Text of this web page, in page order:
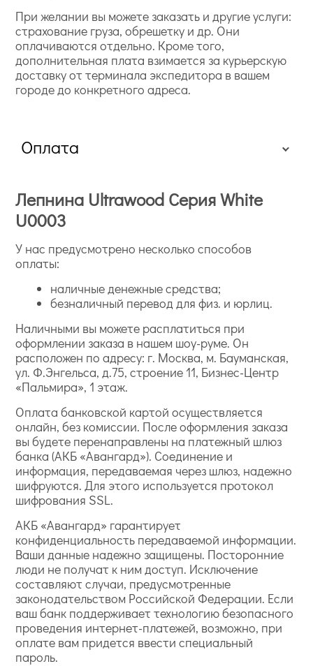
При желании вы можете заказать и другие услуги:
страхование груза, обрешетку и др. Они
оплачиваются отдельно. Кроме того,
дополнительная плата взимается за курьерскую
доставку от терминала экспедитора в вашем
городе до конкретного адреса.
Оплата
Лепнина Ultrawood Серия White
U0003
У нас предусмотрено несколько способов
оплаты:
наличные денежные средства;
безналичный перевод для физ. и юрлиц.
Наличными вы можете расплатиться при
оформлении заказа в нашем шоу-руме. Он
расположен по адресу: г. Москва, м. Бауманская,
ул. Ф.Энгельса, д.75, строение 11, Бизнес-Центр
«Пальмира», 1 этаж.
Оплата банковской картой осуществляется
онлайн, без комиссии. После оформления заказа
вы будете перенаправлены на платежный шлюз
банка (АКБ «Авангард»). Соединение и
информация, передаваемая через шлюз, надежно
шифруются. Для этого используется протокол
шифрования SSL.
АКБ «Авангард» гарантирует
конфиденциальность передаваемой информации.
Ваши данные надежно защищены. Посторонние
люди не получат к ним доступ. Исключение
составляют случаи, предусмотренные
законодательством Российской Федерации. Если
ваш банк поддерживает технологию безопасного
проведения интернет-платежей, возможно, при
оплате вам придется ввести специальный
пароль.